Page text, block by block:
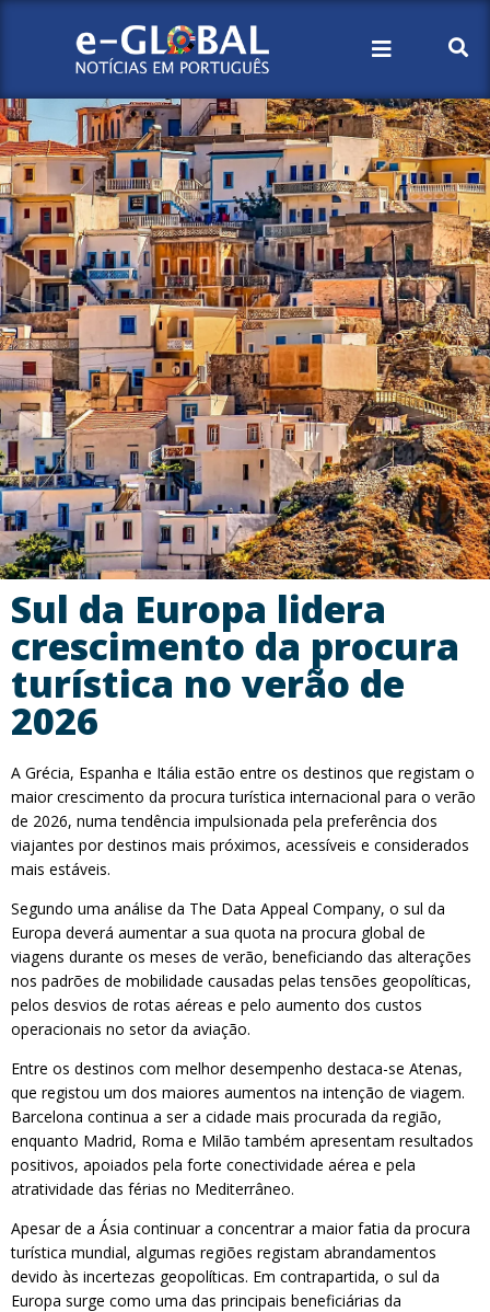
Sul da Europa lidera
crescimento da procura
turística no verão de
2026
A Grécia, Espanha e Itália estão entre os destinos que registam o
maior crescimento da procura turística internacional para o verão
de 2026, numa tendência impulsionada pela preferência dos
viajantes por destinos mais próximos, acessíveis e considerados
mais estáveis.
Segundo uma análise da The Data Appeal Company, o sul da
Europa deverá aumentar a sua quota na procura global de
viagens durante os meses de verão, beneficiando das alterações
nos padrões de mobilidade causadas pelas tensões geopolíticas,
pelos desvios de rotas aéreas e pelo aumento dos custos
operacionais no setor da aviação.
Entre os destinos com melhor desempenho destaca-se Atenas,
que registou um dos maiores aumentos na intenção de viagem.
Barcelona continua a ser a cidade mais procurada da região,
enquanto Madrid, Roma e Milão também apresentam resultados
positivos, apoiados pela forte conectividade aérea e pela
atratividade das férias no Mediterrâneo.
Apesar de a Ásia continuar a concentrar a maior fatia da procura
turística mundial, algumas regiões registam abrandamentos
devido às incertezas geopolíticas. Em contrapartida, o sul da
Europa surge como uma das principais beneficiárias da